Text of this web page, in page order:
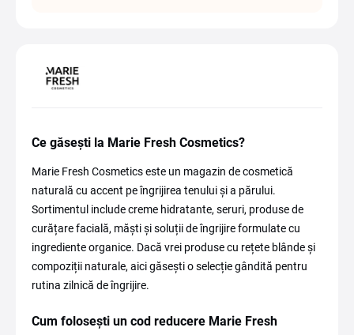
Ce găsești la Marie Fresh Cosmetics?
Marie Fresh Cosmetics este un magazin de cosmetică
naturală cu accent pe îngrijirea tenului și a părului.
Sortimentul include creme hidratante, seruri, produse de
curățare facială, măști și soluții de îngrijire formulate cu
ingrediente organice. Dacă vrei produse cu rețete blânde și
compoziții naturale, aici găsești o selecție gândită pentru
rutina zilnică de îngrijire.
Cum folosești un cod reducere Marie Fresh